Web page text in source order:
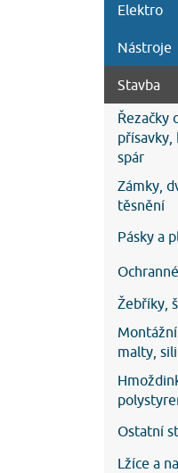
Elektro
Nástroje
Stavba
Řezačky
přísavky,
spár
Zámky,
těsnění
Pásky a
Žebříky,
malty,
Ostatní
Lžíce a